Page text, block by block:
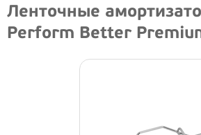
Ленточные
Perform Better